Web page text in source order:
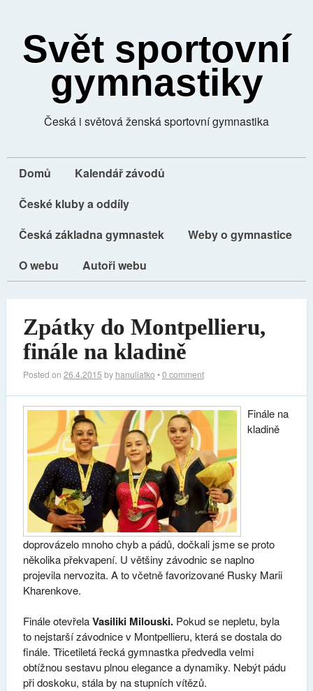
Svět sportovní
gymnastiky
Česká i světová ženská sportovní gymnastika
Domů
Kalendář závodů
České kluby a oddíly
Česká základna gymnastek
Weby o gymnastice
O webu
Autoři webu
Zpátky do Montpellieru,
finále na kladině
Posted on 26.4.2015 by hanuliatko •0 comment
Finále na
kladině
doprovázelo mnoho chyb a pádů, dočkali jsme se proto
několika překvapení. U většiny závodnic se naplno
projevila nervozita. A to včetně favorizované Rusky Marii
Kharenkove.
Finále otevřelaVasiliki Milouski. Pokud se nepletu, byla
to nejstarší závodnice v Montpellieru, která se dostala do
finále. Třicetiletá řecká gymnastka předvedla velmi
obtížnou sestavu plnou elegance a dynamiky. Nebýt pádu
při doskoku, stála by na stupních vítězů.